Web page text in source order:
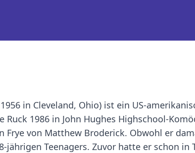
in Cleveland, Ohio) ist ein US-
1986 in John Hughes Highschool-
Frye von Matthew Broderick. Obwohl er
jährigen Teenagers. Zuvor hatte er schon in